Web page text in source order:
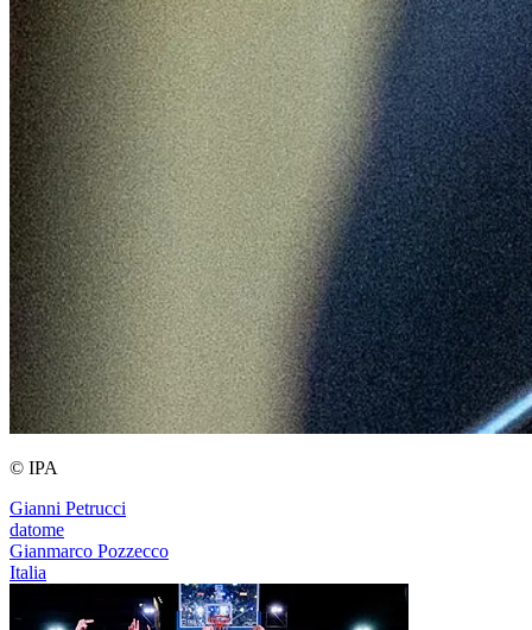
© IPA
Gianni Petrucci
datome
Gianmarco Pozzecco
Italia